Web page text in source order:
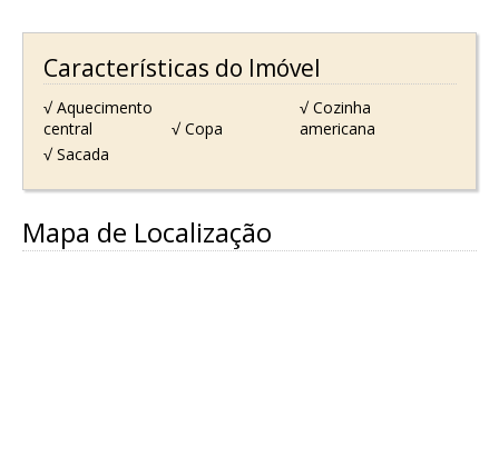
Características do Imóvel
√ Aquecimento
central
√ Copa
√ Cozinha
americana
√ Sacada
Mapa de Localização